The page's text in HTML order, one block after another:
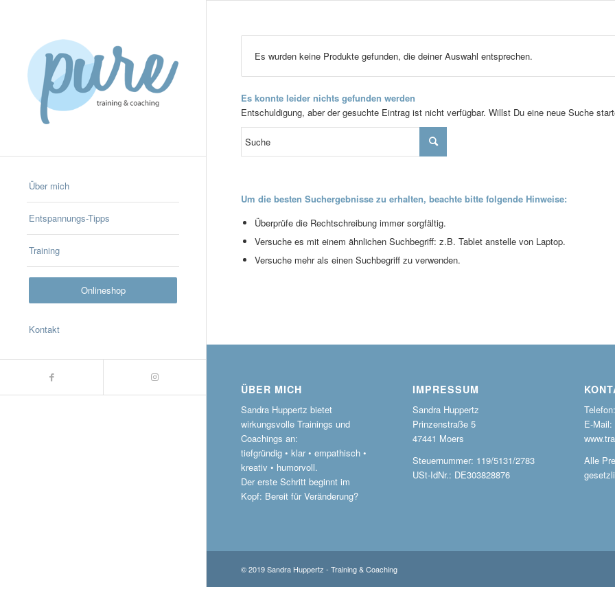
Über mich
Entspannungs-Tipps
Training
Onlineshop
Kontakt
Es wurden keine Produkte gefunden, die deiner Auswahl entsprechen.
Es konnte leider nichts gefunden werden
Entschuldigung, aber der gesuchte Eintrag ist nicht verfügbar. Willst Du eine neue Suche
Um die besten Suchergebnisse zu erhalten, beachte bitte folgende Hinweise:
Überprüfe die Rechtschreibung immer sorgfältig.
Versuche es mit einem ähnlichen Suchbegriff: z.B. Tablet anstelle von Laptop.
Versuche mehr als einen Suchbegriff zu verwenden.
ÜBER MICH
Sandra Huppertz bietet
wirkungsvolle Trainings und
Coachings an:
tiefgründig • klar • empathisch •
kreativ • humorvoll.
Der erste Schritt beginnt im
Kopf: Bereit für Veränderung?
IMPRESSUM
Sandra Huppertz
Prinzenstraße 5
47441 Moers
Steuernummer: 119/5131/2783
USt-IdNr.: DE303828876
E-Mail:
Alle
© 2019 Sandra Huppertz - Training & Coaching